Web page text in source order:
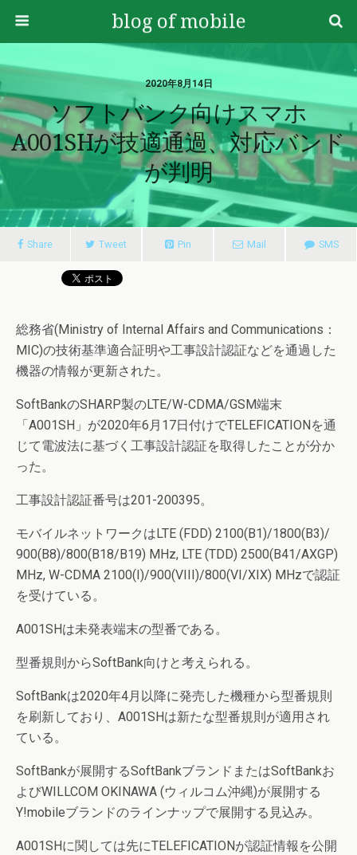
blog of mobile
2020年8月14日
ソフトバンク向けスマホ
A001SHが技適通過、対応バンド
が判明
Share Tweet Pin Mail SMS
総務省(Ministry of Internal Affairs and Communications：
MIC)の技術基準適合証明や工事設計認証などを通過した
機器の情報が更新された。
SoftBankのSHARP製のLTE/W-CDMA/GSM端末
「A001SH」が2020年6月17日付けでTELEFICATIONを通
じて電波法に基づく工事設計認証を取得したことが分か
った。
工事設計認証番号は201-200395。
モバイルネットワークはLTE (FDD) 2100(B1)/1800(B3)/
900(B8)/800(B18/B19) MHz, LTE (TDD) 2500(B41/AXGP)
MHz, W-CDMA 2100(I)/900(VIII)/800(VI/XIX) MHzで認証
を受けている。
A001SHは未発表端末の型番である。
型番規則からSoftBank向けと考えられる。
SoftBankは2020年4月以降に発売した機種から型番規則
を刷新しており、A001SHは新たな型番規則が適用され
ている。
SoftBankが展開するSoftBankブランドまたはSoftBankお
よびWILLCOM OKINAWA (ウィルコム沖縄)が展開する
Y!mobileブランドのラインナップで展開する見込み。
A001SHに関しては先にTELEFICATIONが認証情報を公開